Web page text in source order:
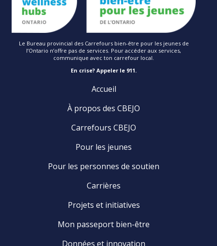
Le Bureau provincial des Carrefours bien-être pour les jeunes de
l’Ontario n’offre pas de services. Pour accéder aux services,
communique avec ton carrefour local.
En crise? Appeler le 911.
Accueil
À propos des CBEJO
Carrefours CBEJO
Pour les jeunes
Pour les personnes de soutien
Carrières
Projets et initiatives
Mon passeport bien-être
Données et innovation